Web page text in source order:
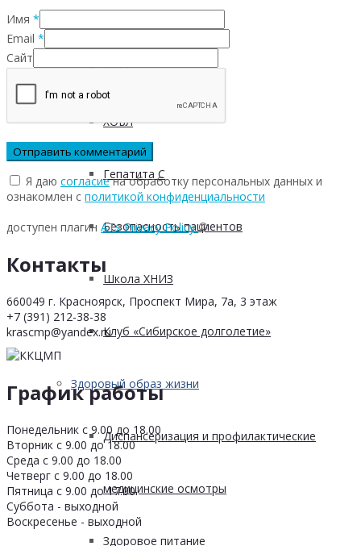
Рака
ХОБЛ
Гепатита С
Безопасность пациентов
Школа ХНИЗ
Клуб «Сибирское долголетие»
Здоровый образ жизни
Диспансеризация и профилактические
медицинские осмотры
Здоровое питание
Имя *
Email *
Сайт
Я даю согласиена обработку персональных данных и
ознакомлен с политикой конфиденциальности
доступен плагин ATs Privacy Policy©
Контакты
660049 г. Красноярск, Проспект Мира, 7а, 3 этаж
+7 (391) 212-38-38
krascmp@yandex.ru
График работы
Понедельник с 9.00 до 18.00
Вторник с 9.00 до 18.00
Среда с 9.00 до 18.00
Четверг с 9.00 до 18.00
Пятница с 9.00 до 17.00
Суббота - выходной
Воскресенье - выходной